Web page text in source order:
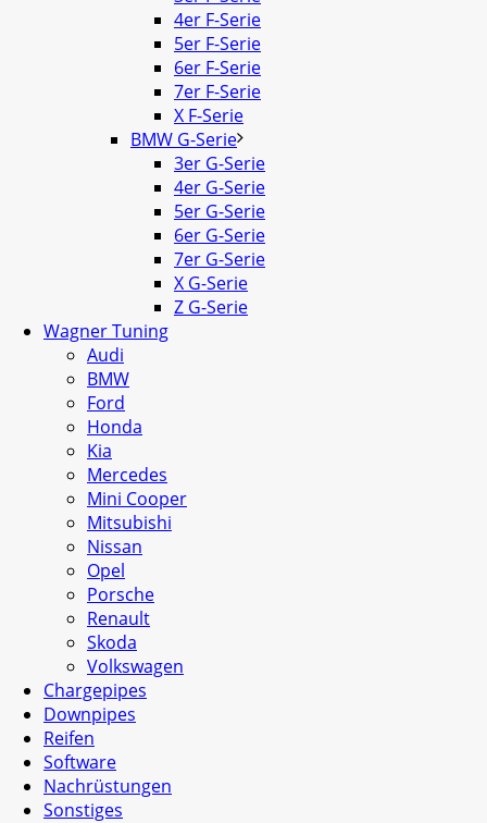
4er F-Serie
5er F-Serie
6er F-Serie
7er F-Serie
X F-Serie
BMW G-Serie
3er G-Serie
4er G-Serie
5er G-Serie
6er G-Serie
7er G-Serie
X G-Serie
Z G-Serie
Wagner Tuning
Audi
BMW
Ford
Honda
Kia
Mercedes
Mini Cooper
Mitsubishi
Nissan
Opel
Porsche
Renault
Skoda
Volkswagen
Chargepipes
Downpipes
Reifen
Software
Nachrüstungen
Sonstiges